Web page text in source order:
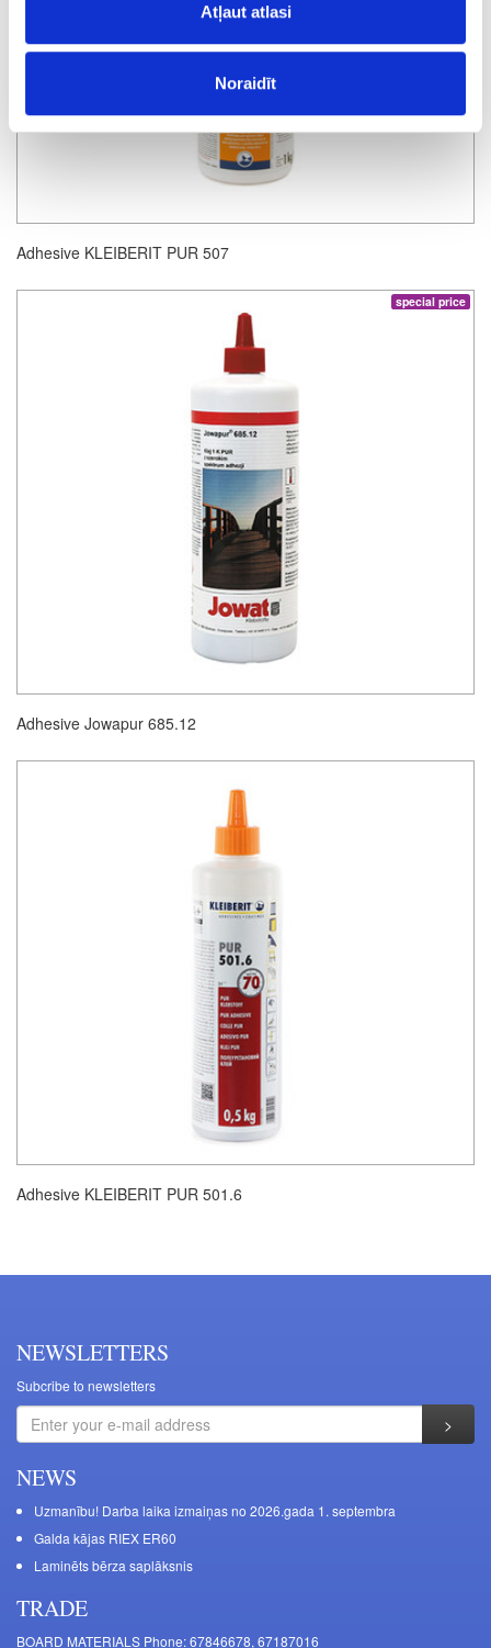
Atļaut atlasi
Noraidīt
Adhesive KLEIBERIT PUR 507
special price
Adhesive Jowapur 685.12
Adhesive KLEIBERIT PUR 501.6
NEWSLETTERS
Subcribe to newsletters
NEWS
Uzmanību! Darba laika izmaiņas no 2026.gada 1. septembra
Galda kājas RIEX ER60
Laminēts bērza saplāksnis
TRADE
BOARD MATERIALS Phone: 67846678, 67187016